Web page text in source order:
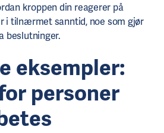
kroppen din reagerer på
i tilnærmet sanntid, noe som gjør
beslutninger.
eksempler:
personer